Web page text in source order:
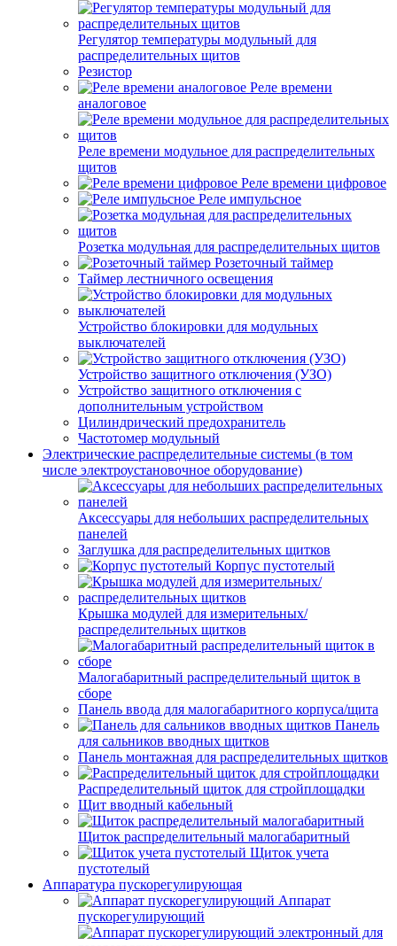
Регулятор температуры модульный для
распределительных щитов
Резистор
Реле времени
аналоговое
Реле времени модульное для распределительных
щитов
Реле времени цифровое
Реле импульсное
Розетка модульная для распределительных щитов
Розеточный таймер
Таймер лестничного освещения
Устройство блокировки для модульных
выключателей
Устройство защитного отключения (УЗО)
Устройство защитного отключения с
дополнительным устройством
Цилиндрический предохранитель
Частотомер модульный
Электрические распределительные системы (в том
числе электроустановочное оборудование)
Аксессуары для небольших распределительных
панелей
Заглушка для распределительных щитков
Корпус пустотелый
Крышка модулей для измерительных/
распределительных щитков
Малогабаритный распределительный щиток в
сборе
Панель ввода для малогабаритного корпуса/щита
Панель
для сальников вводных щитков
Панель монтажная для распределительных щитков
Распределительный щиток для стройплощадки
Щит вводный кабельный
Щиток распределительный малогабаритный
Щиток учета
пустотелый
Аппаратура пускорегулирующая
Аппарат
пускорегулирующий